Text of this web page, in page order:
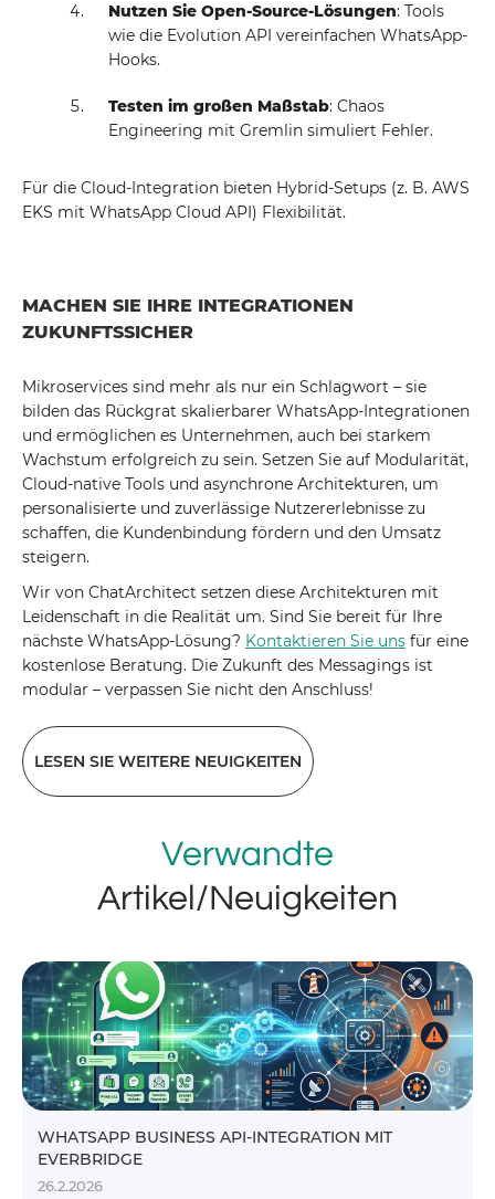
Nutzen Sie Open-Source-Lösungen: Tools
wie die Evolution API vereinfachen WhatsApp-
Hooks.
Testen im großen Maßstab: Chaos
Engineering mit Gremlin simuliert Fehler.
Für die Cloud-Integration bieten Hybrid-Setups (z. B. AWS
EKS mit WhatsApp Cloud API) Flexibilität.
MACHEN SIE IHRE INTEGRATIONEN
ZUKUNFTSSICHER
Mikroservices sind mehr als nur ein Schlagwort – sie
bilden das Rückgrat skalierbarer WhatsApp-Integrationen
und ermöglichen es Unternehmen, auch bei starkem
Wachstum erfolgreich zu sein. Setzen Sie auf Modularität,
Cloud-native Tools und asynchrone Architekturen, um
personalisierte und zuverlässige Nutzererlebnisse zu
schaffen, die Kundenbindung fördern und den Umsatz
steigern.
Wir von ChatArchitect setzen diese Architekturen mit
Leidenschaft in die Realität um. Sind Sie bereit für Ihre
nächste WhatsApp-Lösung? Kontaktieren Sie uns für eine
kostenlose Beratung. Die Zukunft des Messagings ist
modular – verpassen Sie nicht den Anschluss!
LESEN SIE WEITERE NEUIGKEITEN
Verwandte
Artikel/Neuigkeiten
WHATSAPP BUSINESS API-INTEGRATION MIT
EVERBRIDGE
26.2.2026